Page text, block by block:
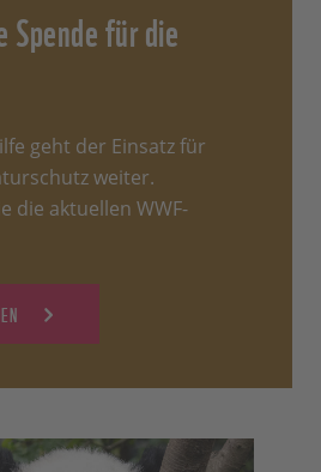
für die
geht der Einsatz für
weiter.
die aktuellen WWF-